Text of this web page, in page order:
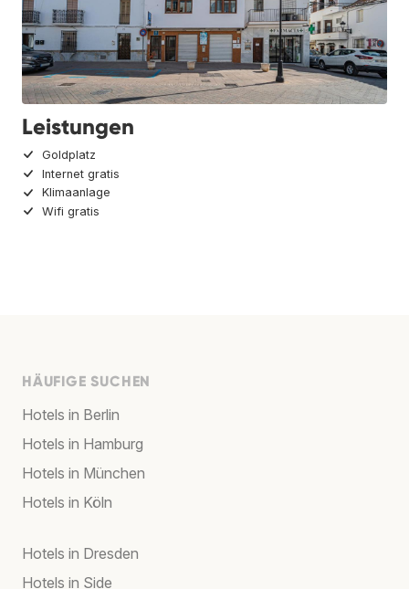
Leistungen
Goldplatz
Internet gratis
Klimaanlage
Wifi gratis
HÄUFIGE SUCHEN
Hotels in Berlin
Hotels in Hamburg
Hotels in München
Hotels in Köln
Hotels in Dresden
Hotels in Side